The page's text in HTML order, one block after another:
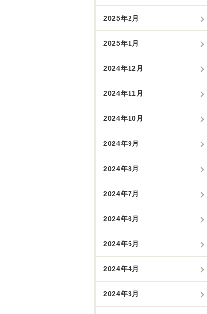
2025年2月
2025年1月
2024年12月
2024年11月
2024年10月
2024年9月
2024年8月
2024年7月
2024年6月
2024年5月
2024年4月
2024年3月